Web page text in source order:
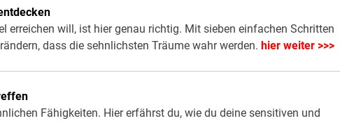
erreichen will, ist hier genau richtig. Mit sieben einfachen Schritten
dass die sehnlichsten Träume wahr werden. hier weiter >>>
Fähigkeiten. Hier erfährst du, wie du deine sensitiven und